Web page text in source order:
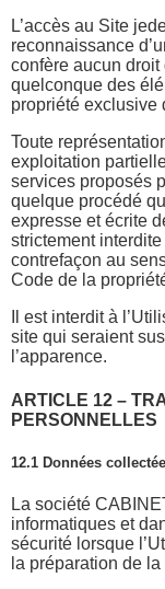
L’accès au Site
reconnaissance
confère aucun droit
quelconque des
propriété exclusive
Toute
exploitation
services proposés
quelque procédé
expresse et écrite
strictement
contrefaçon au
Code de la
Il est interdit à
site qui seraient
l’apparence.
ARTICLE 12 –
PERSONNELLES
12.1 Données
La société
informatiques et
sécurité lorsque
la préparation de